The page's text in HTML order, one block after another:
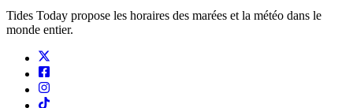
Tides Today propose les horaires des marées et la météo dans le
monde entier.